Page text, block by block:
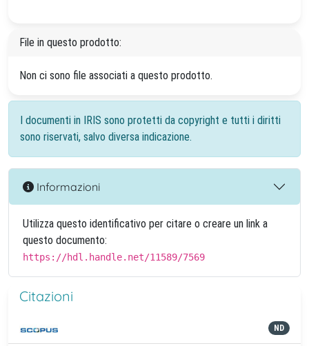
File in questo prodotto:
Non ci sono file associati a questo prodotto.
I documenti in IRIS sono protetti da copyright e tutti i diritti
sono riservati, salvo diversa indicazione.
Informazioni
Utilizza questo identificativo per citare o creare un link a
questo documento:
https://hdl.handle.net/11589/7569
Citazioni
ND